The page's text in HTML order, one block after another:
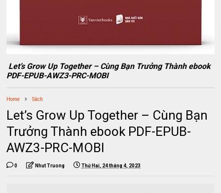
Let’s Grow Up Together – Cùng Bạn Trưởng Thành ebook
PDF-EPUB-AWZ3-PRC-MOBI
Home Sách
Let’s Grow Up Together – Cùng Bạn
Trưởng Thành ebook PDF-EPUB-
AWZ3-PRC-MOBI
0 Nhut Truong Thứ Hai, 24 tháng 4, 2023